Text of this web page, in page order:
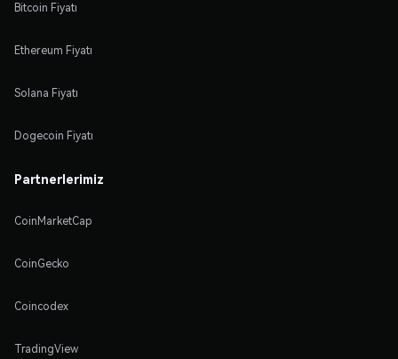
Bitcoin Fiyatı
Ethereum Fiyatı
Solana Fiyatı
Dogecoin Fiyatı
Partnerlerimiz
CoinMarketCap
CoinGecko
Coincodex
TradingView